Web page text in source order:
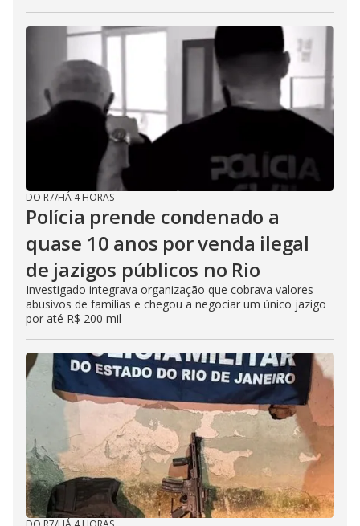
DO R7/HÁ 4 HORAS
Polícia prende condenado a
quase 10 anos por venda ilegal
de jazigos públicos no Rio
Investigado integrava organização que cobrava valores
abusivos de famílias e chegou a negociar um único jazigo
por até R$ 200 mil